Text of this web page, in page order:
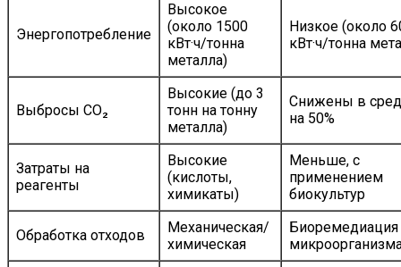
Энергопотребление
Высокое
(около 1500
кВт·ч/тонна
металла)
Низкое (около
кВт·ч/тонна
Выбросы СО₂
Высокие (до 3
тонн на тонну
металла)
Снижены в
на 50%
Затраты на
реагенты
Высокие
(кислоты,
химикаты)
Меньше, с
применением
биокультур
Обработка отходов
Механическая/
химическая
Биоремедиация